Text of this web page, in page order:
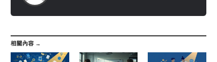
相關內容 →